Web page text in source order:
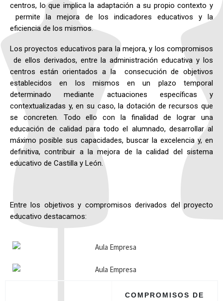
centros, lo que implica la adaptación a su propio contexto y
permite la mejora de los indicadores educativos y la
eficiencia de los mismos.
Los proyectos educativos para la mejora, y los compromisos
de ellos derivados, entre la administración educativa y los
centros están orientados a la consecución de objetivos
establecidos en los mismos en un plazo temporal
determinado mediante actuaciones específicas y
contextualizadas y, en su caso, la dotación de recursos que
se concreten. Todo ello con la finalidad de lograr una
educación de calidad para todo el alumnado, desarrollar al
máximo posible sus capacidades, buscar la excelencia y, en
definitiva, contribuir a la mejora de la calidad del sistema
educativo de Castilla y León.
Entre los objetivos y compromisos derivados del proyecto
educativo destacamos:
COMPROMISOS DE